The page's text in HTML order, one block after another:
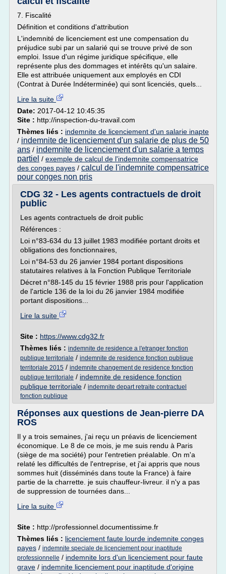
7. Fiscalité
Définition et conditions d'attribution
L'indemnité de licenciement est une compensation du
préjudice subi par un salarié qui se trouve privé de son
emploi. Issue d'un régime juridique spécifique, elle
représente plus des dommages et intérêts qu'un salaire.
Elle est attribuée uniquement aux employés en CDI
(Contrat à Durée Indéterminée) qui sont licenciés, quels...
Lire la suite
Date: 2017-04-12 10:45:35
Site : http://inspection-du-travail.com
Thèmes liés : indemnite de licenciement d'un salarie inapte
/ indemnite de licenciement d'un salarie de plus de 50
ans / indemnite de licenciement d'un salarie a temps
partiel / exemple de calcul de l'indemnite compensatrice
des conges payes / calcul de l'indemnite compensatrice
pour conges non pris
CDG 32 - Les agents contractuels de droit
public
Les agents contractuels de droit public
Références :
Loi n°83-634 du 13 juillet 1983 modifiée portant droits et
obligations des fonctionnaires,
Loi n°84-53 du 26 janvier 1984 portant dispositions
statutaires relatives à la Fonction Publique Territoriale
Décret n°88-145 du 15 février 1988 pris pour l'application
de l'article 136 de la loi du 26 janvier 1984 modifiée
portant dispositions...
Lire la suite
Site : https://www.cdg32.fr
Thèmes liés : indemnite de residence a l'etranger fonction
publique territoriale / indemnite de residence fonction publique
territoriale 2015 / indemnite changement de residence fonction
publique territoriale / indemnite de residence fonction
publique territoriale / indemnite depart retraite contractuel
fonction publique
Réponses aux questions de Jean-pierre DA
ROS
Il y a trois semaines, j'ai reçu un préavis de licenciement
économique. Le 8 de ce mois, je me suis rendu à Paris
(siège de ma société) pour l'entretien préalable. On m'a
relaté les difficultés de l'entreprise, et j'ai appris que nous
sommes huit (disséminés dans toute la France) à faire
partie de la charrette. je suis chauffeur-livreur. il n'y a pas
de suppression de tournées dans...
Lire la suite
Site : http://professionnel.documentissime.fr
Thèmes liés : licenciement faute lourde indemnite conges
payes / indemnite speciale de licenciement pour inaptitude
professionnelle / indemnite lors d'un licenciement pour faute
grave / indemnite licenciement pour inaptitude d'origine